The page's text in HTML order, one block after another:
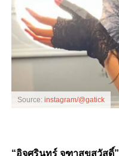
Source: instagram/@gatick
“อิจศรินทร์ จุฑาสุขสวัสดิ์”